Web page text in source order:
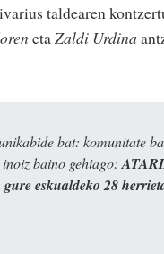
taldearen
etaZaldi Urdina
bat: komunitate
baino gehiago:
gure eskualdeko 28